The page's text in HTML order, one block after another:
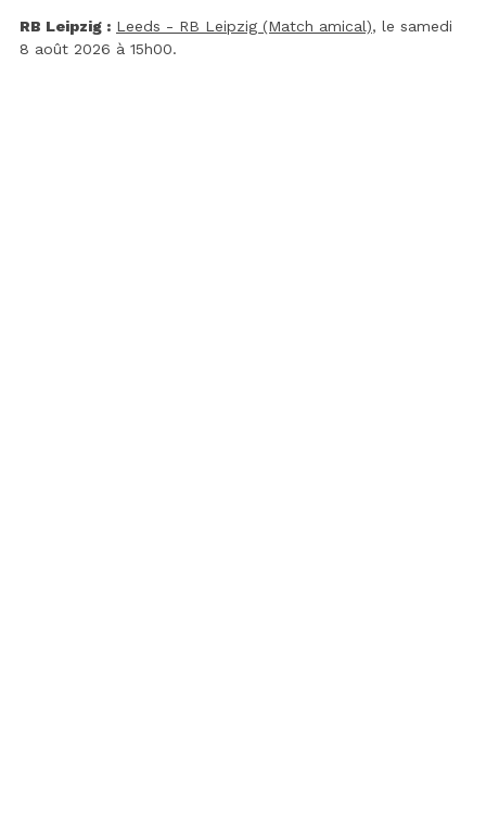
RB Leipzig : Leeds - RB Leipzig (Match amical), le samedi
8 août 2026 à 15h00.